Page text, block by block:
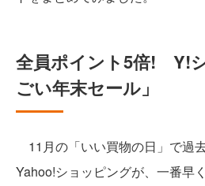
全員ポイント5倍! Y!
ごい年末セール」
11月の「いい買物の日」で過
Yahoo!ショッピングが、一番早